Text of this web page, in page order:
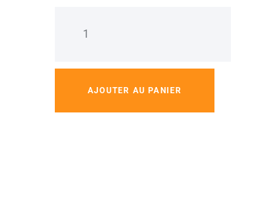
AJOUTER AU PANIER